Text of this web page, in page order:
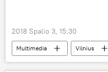
2018 Spalio 3, 15:30
Multimedia Vilnius